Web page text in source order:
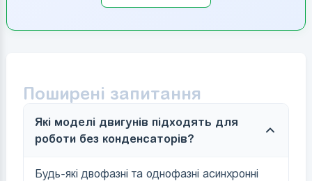
Поширені запитання
Які моделі двигунів підходять для
роботи без конденсаторів?
Будь-які двофазні та однофазні асинхронні